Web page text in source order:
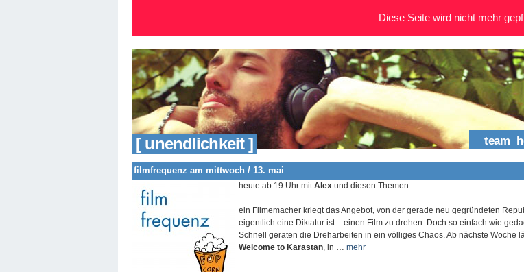
[ unendlichkeit ] team
filmfrequenz am mittwoch / 13. mai
heute ab 19 Uhr mit Alex und diesen Themen:
ein Filmemacher kriegt das Angebot, von der gerade neu gegründeten
eigentlich eine Diktatur ist – einen Film zu drehen. Doch so einfach wie
Schnell geraten die Dreharbeiten in ein völliges Chaos. Ab nächste Woche
Welcome to Karastan , in … mehr
Diese Seite wird nicht mehr